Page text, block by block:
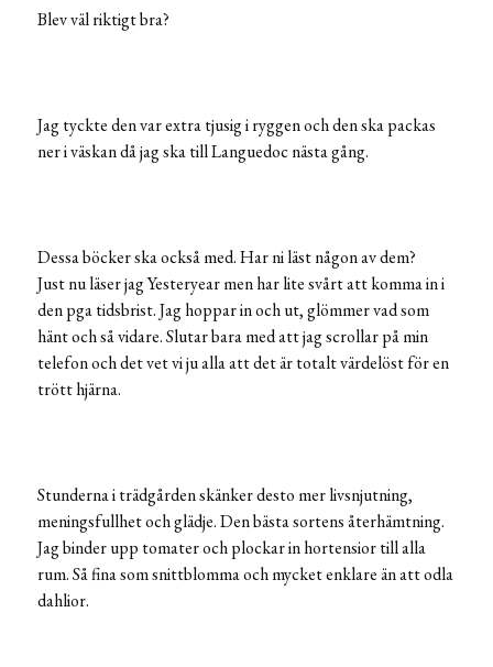
Blev väl riktigt bra?
Jag tyckte den var extra tjusig i ryggen och den ska packas
ner i väskan då jag ska till Languedoc nästa gång.
Dessa böcker ska också med. Har ni läst någon av dem?
Just nu läser jag Yesteryear men har lite svårt att komma in i
den pga tidsbrist. Jag hoppar in och ut, glömmer vad som
hänt och så vidare. Slutar bara med att jag scrollar på min
telefon och det vet vi ju alla att det är totalt värdelöst för en
trött hjärna.
Stunderna i trädgården skänker desto mer livsnjutning,
meningsfullhet och glädje. Den bästa sortens återhämtning.
Jag binder upp tomater och plockar in hortensior till alla
rum. Så fina som snittblomma och mycket enklare än att odla
dahlior.